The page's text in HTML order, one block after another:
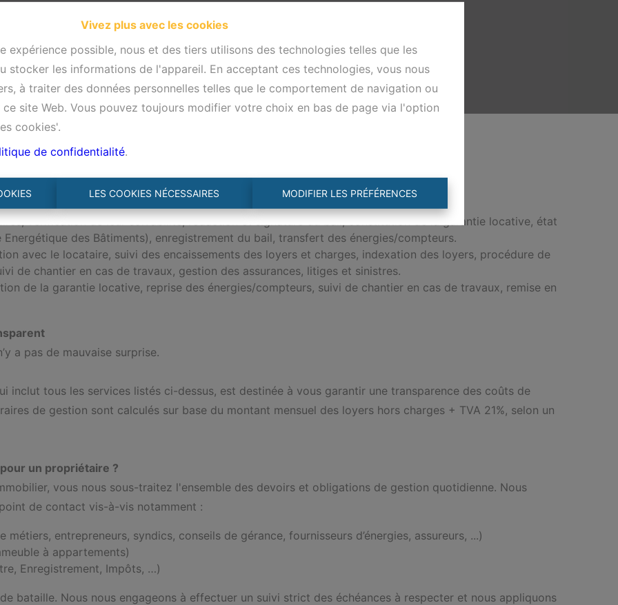
Vivez plus avec les cookies
expérience possible, nous et des tiers utilisons des technologies telles que les
stocker les informations de l'appareil. En acceptant ces technologies, vous nous
à traiter des données personnelles telles que le comportement de navigation ou
site Web. Vous pouvez toujours modifier votre choix en bas de page via l'option
cookies'.
de confidentialité.
LES COOKIES NÉCESSAIRES MODIFIER LES PRÉFÉRENCES
et financière.
le jour.
vérification de leur solvabilité, rédaction et signature du bail, constitution de la garantie locative, état
des Bâtiments), enregistrement du bail, transfert des énergies/compteurs.
avec le locataire, suivi des encaissements des loyers et charges, indexation des loyers, procédure de
de chantier en cas de travaux, gestion des assurances, litiges et sinistres.
de la garantie locative, reprise des énergies/compteurs, suivi de chantier en cas de travaux, remise en
a pas de mauvaise surprise.
inclut tous les services listés ci-dessus, est destinée à vous garantir une transparence des coûts de
de gestion sont calculés sur base du montant mensuel des loyers hors charges + TVA 21%, selon un
un propriétaire ?
vous nous sous-traitez l'ensemble des devoirs et obligations de gestion quotidienne. Nous
de contact vis-à-vis notamment :
entrepreneurs, syndics, conseils de gérance, fournisseurs d’énergies, assureurs, ...)
à appartements)
Enregistrement, Impôts, …)
bataille. Nous nous engageons à effectuer un suivi strict des échéances à respecter et nous appliquons